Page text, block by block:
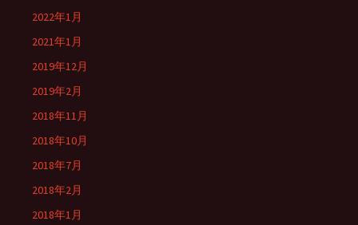
2022年1月
2021年1月
2019年12月
2019年2月
2018年11月
2018年10月
2018年7月
2018年2月
2018年1月